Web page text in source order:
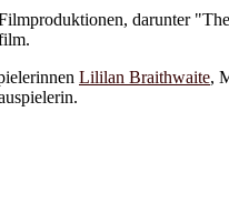
darunter
Lililan Braithwaite,